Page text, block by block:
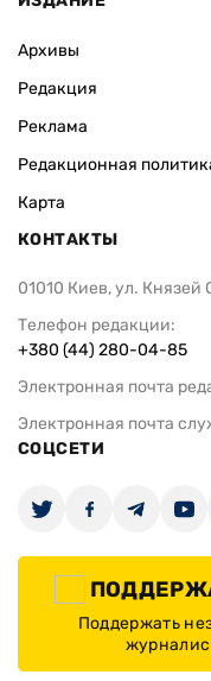
Архивы
Редакция
Реклама
Редакционная
Карта
КОНТАКТЫ
01010 Киев, ул. Князей
Телефон редакции:
+380 (44) 280-04-85
Электронная почта
Электронная почта
СОЦСЕТИ
Поддержать